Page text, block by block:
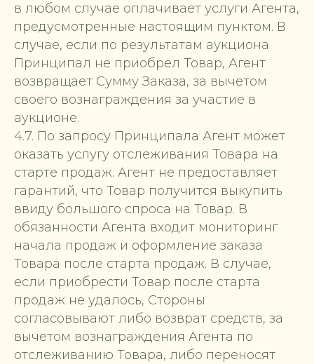
в любом случае оплачивает услуги Агента,
предусмотренные настоящим пунктом. В
случае, если по результатам аукциона
Принципал не приобрел Товар, Агент
возвращает Сумму Заказа, за вычетом
своего вознаграждения за участие в
аукционе.
4.7. По запросу Принципала Агент может
оказать услугу отслеживания Товара на
старте продаж. Агент не предоставляет
гарантий, что Товар получится выкупить
ввиду большого спроса на Товар. В
обязанности Агента входит мониторинг
начала продаж и оформление заказа
Товара после старта продаж. В случае,
если приобрести Товар после старта
продаж не удалось, Стороны
согласовывают либо возврат средств, за
вычетом вознаграждения Агента по
отслеживанию Товара, либо переносят